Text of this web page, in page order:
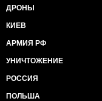
ДРОНЫ
КИЕВ
АРМИЯ РФ
УНИЧТОЖЕНИЕ
РОССИЯ
ПОЛЬША